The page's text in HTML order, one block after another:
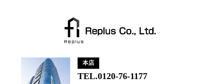
本店
TEL.0120-76-1177